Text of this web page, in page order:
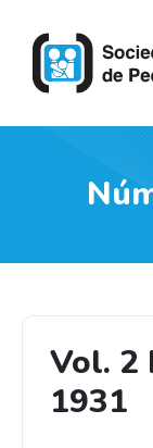
Vol. 2
1931